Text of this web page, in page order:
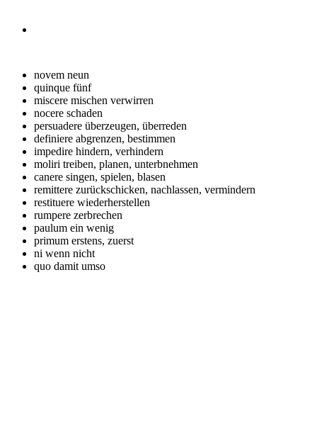
novem neun
quinque fünf
miscere mischen verwirren
nocere schaden
persuadere überzeugen, überreden
definiere abgrenzen, bestimmen
impedire hindern, verhindern
moliri treiben, planen, unterbnehmen
canere singen, spielen, blasen
remittere zurückschicken, nachlassen, vermindern
restituere wiederherstellen
rumpere zerbrechen
paulum ein wenig
primum erstens, zuerst
ni wenn nicht
quo damit umso